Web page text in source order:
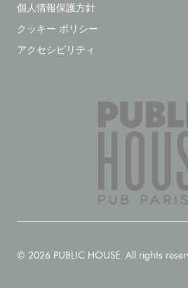
個人情報保護方針
クッキー ポリシー
アクセシビリティ
© 2026 PUBLIC HOUSE. All rights